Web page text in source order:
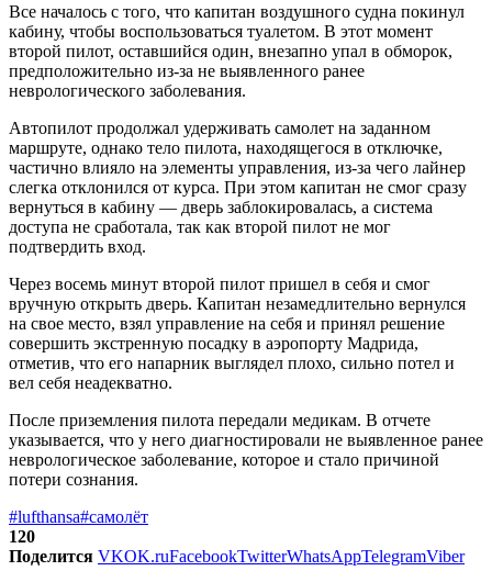
Все началось с того, что капитан воздушного судна покинул
кабину, чтобы воспользоваться туалетом. В этот момент
второй пилот, оставшийся один, внезапно упал в обморок,
предположительно из-за не выявленного ранее
неврологического заболевания.
Автопилот продолжал удерживать самолет на заданном
маршруте, однако тело пилота, находящегося в отключке,
частично влияло на элементы управления, из-за чего лайнер
слегка отклонился от курса. При этом капитан не смог сразу
вернуться в кабину — дверь заблокировалась, а система
доступа не сработала, так как второй пилот не мог
подтвердить вход.
Через восемь минут второй пилот пришел в себя и смог
вручную открыть дверь. Капитан незамедлительно вернулся
на свое место, взял управление на себя и принял решение
совершить экстренную посадку в аэропорту Мадрида,
отметив, что его напарник выглядел плохо, сильно потел и
вел себя неадекватно.
После приземления пилота передали медикам. В отчете
указывается, что у него диагностировали не выявленное ранее
неврологическое заболевание, которое и стало причиной
потери сознания.
#lufthansa#самолёт
120
Поделится VKOK.ruFacebookTwitterWhatsAppTelegramViber